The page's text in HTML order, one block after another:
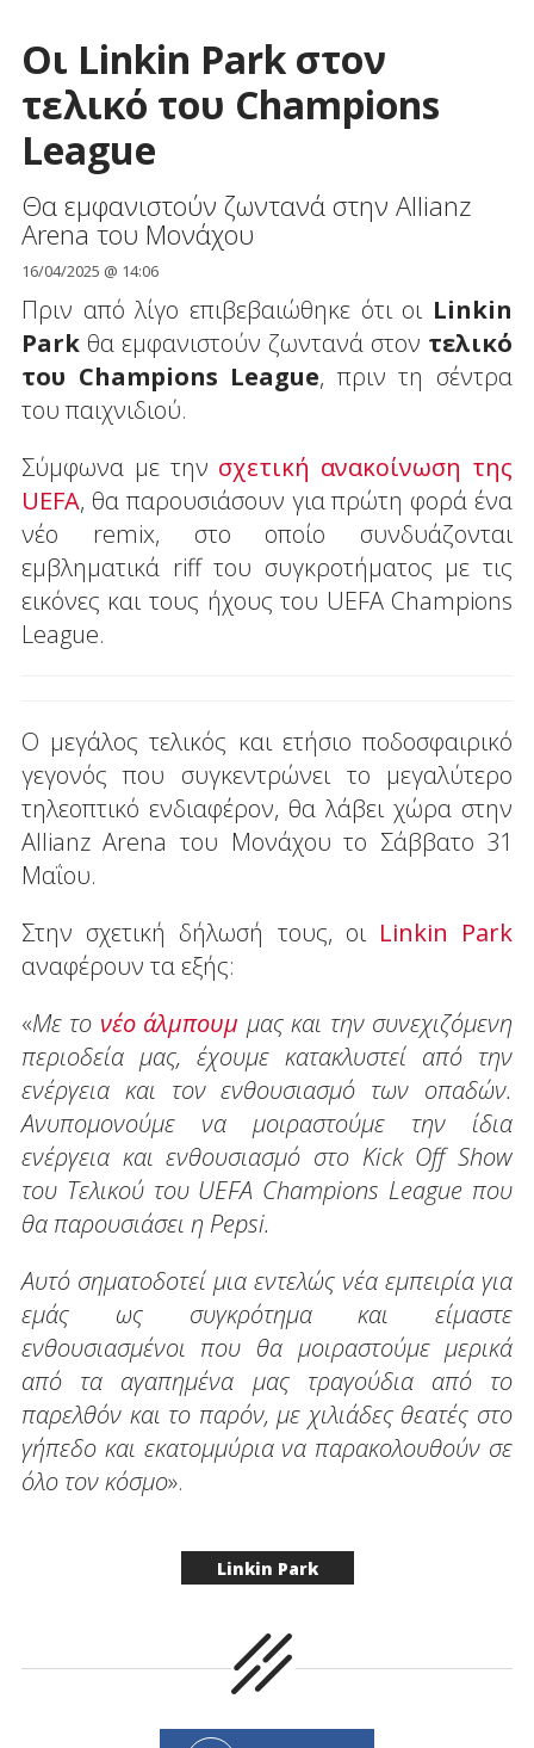
Οι Linkin Park στον
τελικό του Champions
League
Θα εμφανιστούν ζωντανά στην Allianz
Arena του Μονάχου
16/04/2025 @ 14:06
Πριν από λίγο επιβεβαιώθηκε ότι οι Linkin
Parkθα εμφανιστούν ζωντανά στον τελικό
του Champions League, πριν τη σέντρα
του παιχνιδιού.
Σύμφωνα με την σχετική ανακοίνωση της
UEFA, θα παρουσιάσουν για πρώτη φορά ένα
νέο remix, στο οποίο συνδυάζονται
εμβληματικά riff του συγκροτήματος με τις
εικόνες και τους ήχους του UEFA Champions
League.
Ο μεγάλος τελικός και ετήσιο ποδοσφαιρικό
γεγονός που συγκεντρώνει το μεγαλύτερο
τηλεοπτικό ενδιαφέρον, θα λάβει χώρα στην
Allianz Arena του Μονάχου το Σάββατο 31
Μαΐου.
Στην σχετική δήλωσή τους, οι Linkin Park
αναφέρουν τα εξής:
«Με το νέο άλμπουμ μας και την συνεχιζόμενη
περιοδεία μας, έχουμε κατακλυστεί από την
ενέργεια και τον ενθουσιασμό των οπαδών.
Ανυπομονούμε να μοιραστούμε την ίδια
ενέργεια και ενθουσιασμό στο Kick Off Show
του Τελικού του UEFA Champions League που
θα παρουσιάσει η Pepsi.
Αυτό σηματοδοτεί μια εντελώς νέα εμπειρία για
εμάς ως συγκρότημα και είμαστε
ενθουσιασμένοι που θα μοιραστούμε μερικά
από τα αγαπημένα μας τραγούδια από το
παρελθόν και το παρόν, με χιλιάδες θεατές στο
γήπεδο και εκατομμύρια να παρακολουθούν σε
όλο τον κόσμο».
Linkin Park